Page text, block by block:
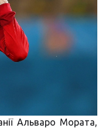
Альваро Мората,